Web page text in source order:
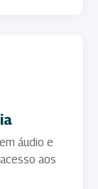
áudio e
aos